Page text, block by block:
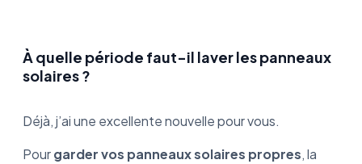
À quelle période faut-il laver les panneaux
solaires ?
Déjà, j’ai une excellente nouvelle pour vous.
Pourgarder vos panneaux solaires propres, la